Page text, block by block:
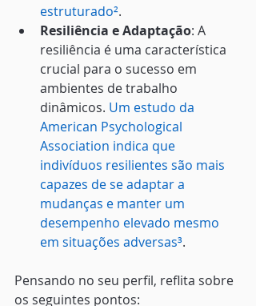
estruturado².
Resiliência e Adaptação: A
resiliência é uma característica
crucial para o sucesso em
ambientes de trabalho
dinâmicos. Um estudo da
American Psychological
Association indica que
indivíduos resilientes são mais
capazes de se adaptar a
mudanças e manter um
desempenho elevado mesmo
em situações adversas³.
Pensando no seu perfil, reflita sobre
os seguintes pontos: